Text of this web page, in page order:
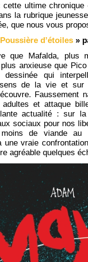
ultime chronique
la rubrique
que nous vous
d’étoiles »
que Mafalda, plus
anxieuse que
dessinée qui
de la vie et sur
et attaque
actualité : sur
sociaux pour nos
de viande au
vraie
agréable quelques